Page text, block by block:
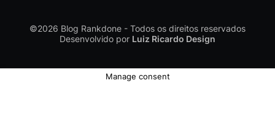
©2026 Blog Rankdone - Todos os direitos reservados
Desenvolvido por Luiz Ricardo Design
Manage consent